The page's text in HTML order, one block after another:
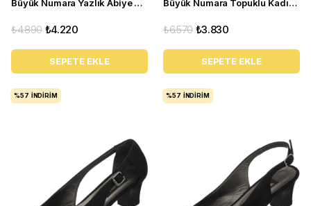
Büyük Numara Yazlık Abiye Stiletto Ayakkabı 17428 siyaha
₺4.220
₺4.890
SEPETE EKLE
Büyük Numara Topuklu Kadın Ayakkabı KDR1207 Vizon
₺3.830
₺6.570
SEPETE EKLE
%57 İNDIRIM %57 İNDIRIM